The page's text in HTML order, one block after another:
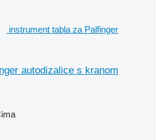
instrument tabla za Palfinger
autodizalice s kranom